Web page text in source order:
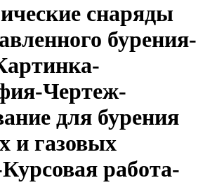
снаряды
бурения-
Чертеж-
для бурения
и газовых
работа-